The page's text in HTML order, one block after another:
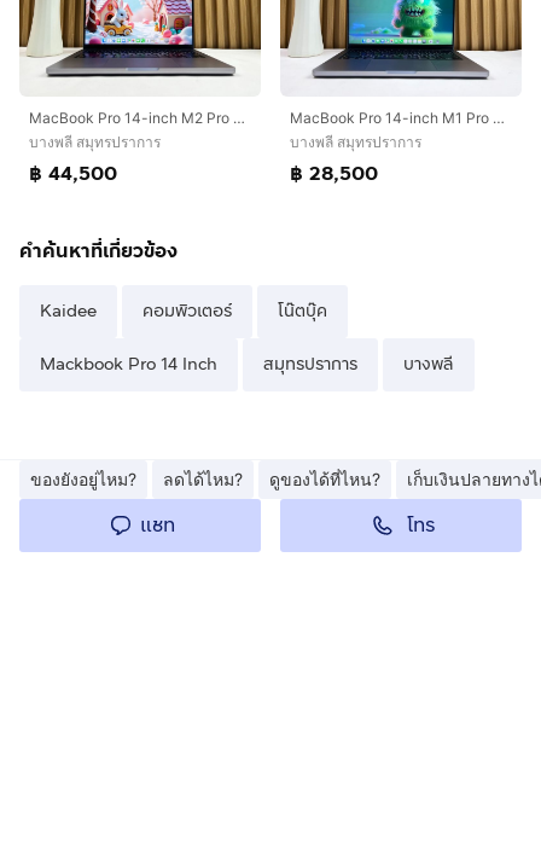
MacBook Pro 14-inch M2 Pro 2023 Ram32GB SSD1TB Space Gray
บางพลี สมุทรปราการ
฿ 44,500
MacBook Pro 14-inch M1 Pro 2021 Ram16GB SSD512GB Space Gray
บางพลี สมุทรปราการ
฿ 28,500
คำค้นหาที่เกี่ยวข้อง
Kaidee คอมพิวเตอร์ โน๊ตบุ๊ค
Mackbook Pro 14 Inch สมุทรปราการ บางพลี
ของยังอยู่ไหม? ลดได้ไหม? ดูของได้ที่ไหน? เก็บเงินปลายทาง
แชท โทร